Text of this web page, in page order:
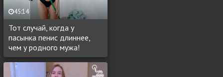
Тот случай, когда у
пасынка пенис длиннее,
чем у родного мужа!
45:14